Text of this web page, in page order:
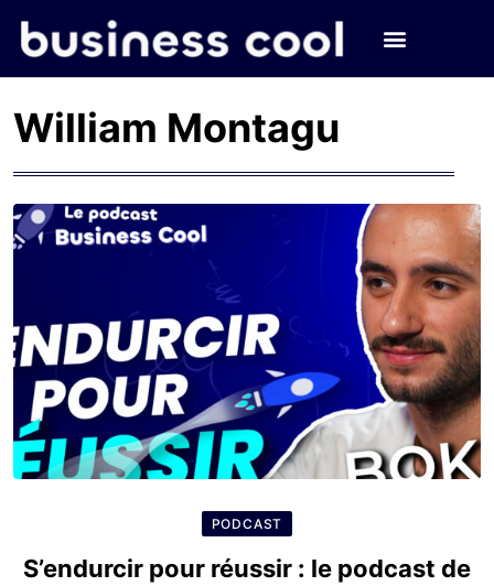
William Montagu
PODCAST
S’endurcir pour réussir : le podcast de